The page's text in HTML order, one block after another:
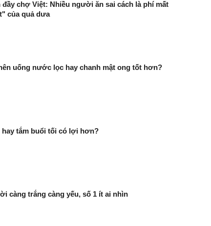
đầy chợ Việt: Nhiều người ăn sai cách là phí mất
của quả dưa
uống nước lọc hay chanh mật ong tốt hơn?
hay tắm buổi tối có lợi hơn?
càng trắng càng yếu, số 1 ít ai nhìn